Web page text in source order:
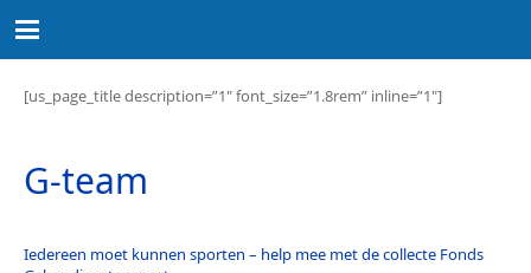
[us_page_title description=”1″ font_size=”1.8rem” inline=”1″]
G-team
Iedereen moet kunnen sporten – help mee met de collecte Fonds